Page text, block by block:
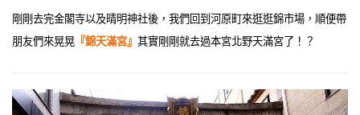
剛剛去完金閣寺以及晴明神社後，我們回到河原町來逛逛錦市場，順便帶
朋友們來晃晃 『錦天滿宮』 其實剛剛就去過本宮北野天滿宮了！？